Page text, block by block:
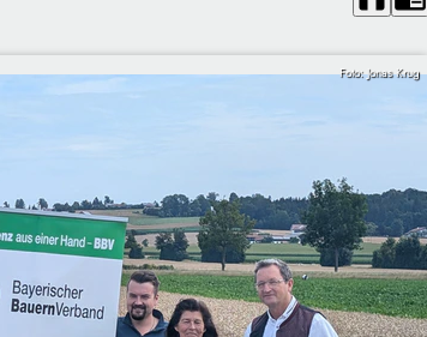
Foto: Jonas Krug